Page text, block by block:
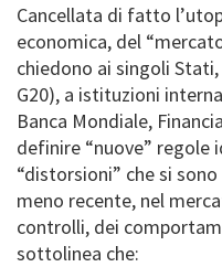
Cancellata di fatto
economica, del
chiedono ai singoli
G20), a istituzioni
Banca Mondiale,
definire “nuove” regole
“distorsioni” che si
meno recente, nel
controlli, dei
sottolinea che: